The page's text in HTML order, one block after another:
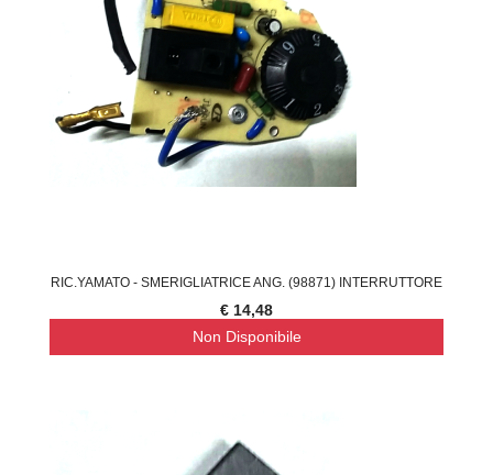
RIC.YAMATO - SMERIGLIATRICE ANG. (98871) INTERRUTTORE
€ 14,48
Non Disponibile